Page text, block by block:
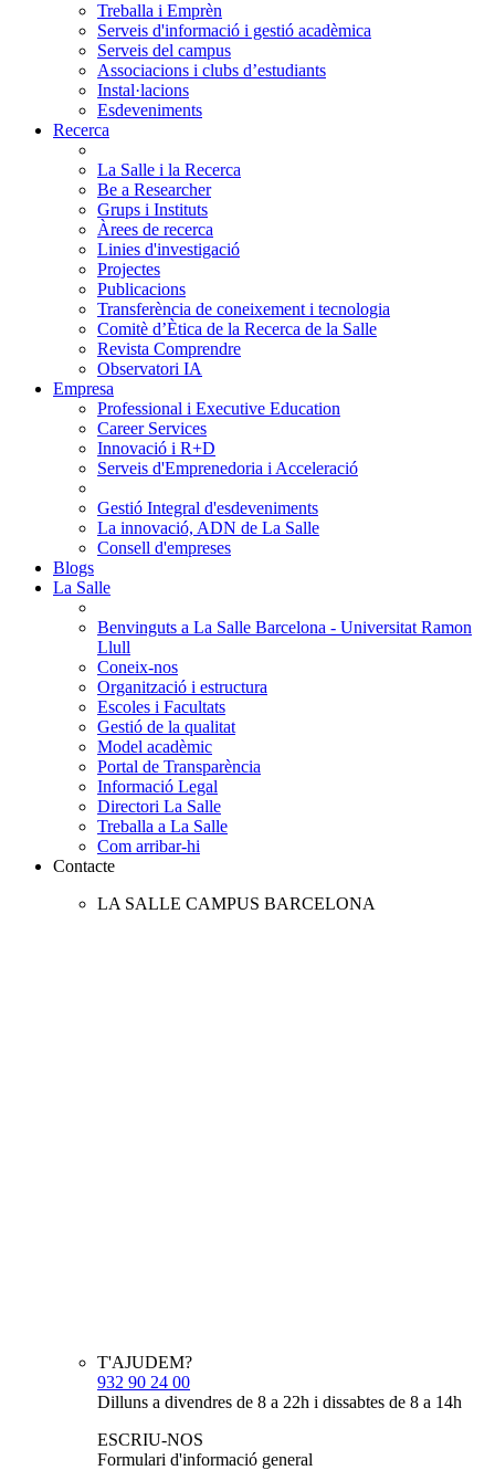
Treballa i Emprèn
Serveis d'informació i gestió acadèmica
Serveis del campus
Associacions i clubs d’estudiants
Instal·lacions
Esdeveniments
Recerca
La Salle i la Recerca
Be a Researcher
Grups i Instituts
Àrees de recerca
Linies d'investigació
Projectes
Publicacions
Transferència de coneixement i tecnologia
Comitè d’Ètica de la Recerca de la Salle
Revista Comprendre
Observatori IA
Empresa
Professional i Executive Education
Career Services
Innovació i R+D
Serveis d'Emprenedoria i Acceleració
Gestió Integral d'esdeveniments
La innovació, ADN de La Salle
Consell d'empreses
Blogs
La Salle
Benvinguts a La Salle Barcelona - Universitat Ramon
Llull
Coneix-nos
Organització i estructura
Escoles i Facultats
Gestió de la qualitat
Model acadèmic
Portal de Transparència
Informació Legal
Directori La Salle
Treballa a La Salle
Com arribar-hi
Contacte
LA SALLE CAMPUS BARCELONA
T'AJUDEM?
932 90 24 00
Dilluns a divendres de 8 a 22h i dissabtes de 8 a 14h
ESCRIU-NOS
Formulari d'informació general